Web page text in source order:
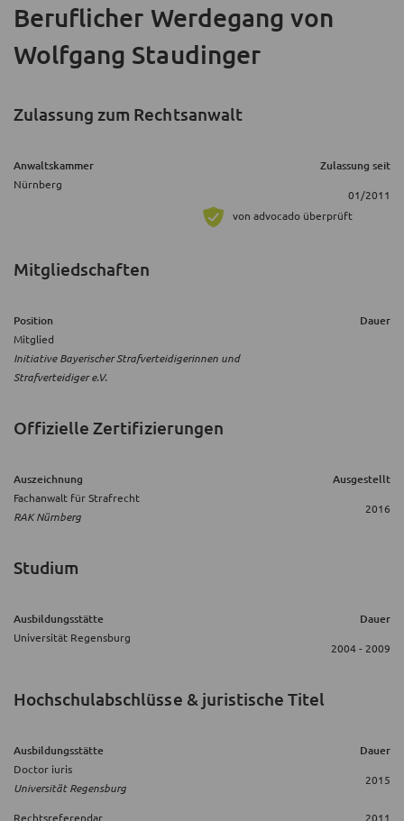
Beruflicher Werdegang von
Wolfgang Staudinger
Zulassung zum Rechtsanwalt
Anwaltskammer Zulassung seit
Nürnberg
01/2011
von advocado überprüft
Mitgliedschaften
Position Dauer
Mitglied
Initiative Bayerischer Strafverteidigerinnen und
Strafverteidiger e.V.
Offizielle Zertifizierungen
Auszeichnung Ausgestellt
Fachanwalt für Strafrecht
RAK Nürnberg
2016
Studium
Ausbildungsstätte Dauer
Universität Regensburg
2004 - 2009
Hochschulabschlüsse & juristische Titel
Ausbildungsstätte Dauer
Doctor iuris
Universität Regensburg
2015
Rechtsreferendar 2011